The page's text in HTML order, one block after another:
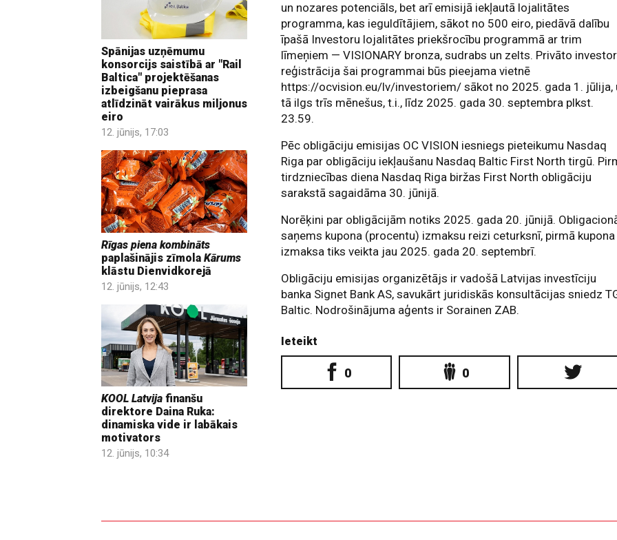
Spānijas uzņēmumu
konsorcijs saistībā ar "Rail
Baltica" projektēšanas
izbeigšanu pieprasa
atlīdzināt vairākus miljonus
eiro
12. jūnijs, 17:03
Rīgas piena kombināts
paplašinājis zīmola Kārums
klāstu Dienvidkorejā
12. jūnijs, 12:43
KOOL Latvija finanšu
direktore Daina Ruka:
dinamiska vide ir labākais
motivators
12. jūnijs, 10:34
un nozares potenciāls, bet arī emisijā iekļautā lojalitātes
programma, kas ieguldītājiem, sākot no 500 eiro, piedāvā dalību
īpašā Investoru lojalitātes priekšrocību programmā ar trim
līmeņiem — VISIONARY bronza, sudrabs un zelts. Privāto
reģistrācija šai programmai būs pieejama vietnē
https://ocvision.eu/lv/investoriem/ sākot no 2025. gada 1. jūlija,
tā ilgs trīs mēnešus, t.i., līdz 2025. gada 30. septembra plkst.
23.59.
Pēc obligāciju emisijas OC VISION iesniegs pieteikumu Nasdaq
Riga par obligāciju iekļaušanu Nasdaq Baltic First North tirgū.
tirdzniecības diena Nasdaq Riga biržas First North obligāciju
sarakstā sagaidāma 30. jūnijā.
Norēķini par obligācijām notiks 2025. gada 20. jūnijā.
saņems kupona (procentu) izmaksu reizi ceturksnī, pirmā kupona
izmaksa tiks veikta jau 2025. gada 20. septembrī.
Obligāciju emisijas organizētājs ir vadošā Latvijas investīciju
banka Signet Bank AS, savukārt juridiskās konsultācijas sniedz
Baltic. Nodrošinājuma aģents ir Sorainen ZAB.
Ieteikt
0 0